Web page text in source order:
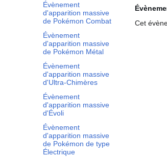
Évènement
d'apparition massive
de Pokémon Combat
Évènement
d'apparition massive
de Pokémon Métal
Évènement
d'apparition massive
d'Ultra-Chimères
Évènement
d'apparition massive
d'Évoli
Évènement
d'apparition massive
de Pokémon de type
Électrique
Cet